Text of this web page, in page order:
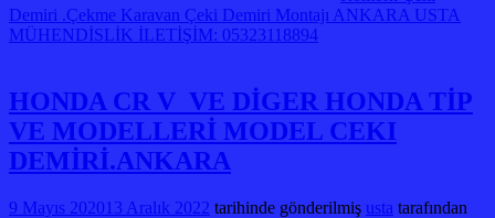
Demiri .Çekme Karavan Çeki Demiri Montajı ANKARA USTA
MÜHENDİSLİK İLETİŞİM: 05323118894
HONDA CR V VE DİGER HONDA TİP
VE MODELLERİ MODEL CEKI
DEMİRİ.ANKARA
9 Mayıs 202013 Aralık 2022 tarihinde gönderilmiş usta tarafından